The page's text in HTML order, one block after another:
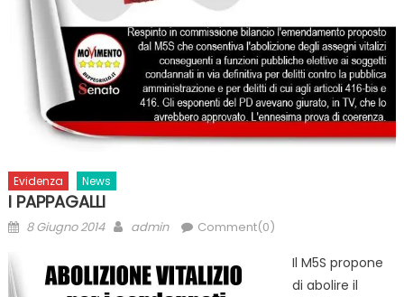
Evidenza News
I PAPPAGALLI
Posted
8 Giugno 2014 Author
admin Comment(0)
Il M5S propone
di abolire il